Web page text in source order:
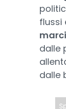
flussi
dalle
dalle